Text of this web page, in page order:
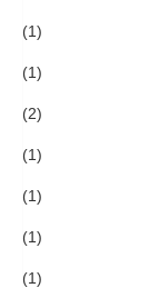
(1)
(1)
(2)
(1)
(1)
(1)
(1)